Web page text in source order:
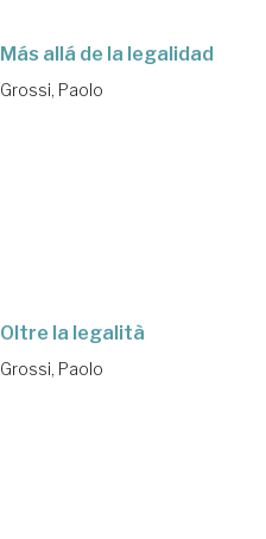
Más allá de la legalidad
Grossi, Paolo
Oltre la legalità
Grossi, Paolo